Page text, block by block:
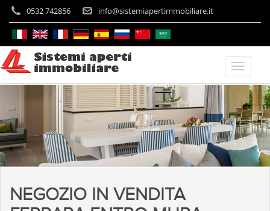
0532 742856 info@sistemiapertimmobiliare.it
NEGOZIO IN VENDITA